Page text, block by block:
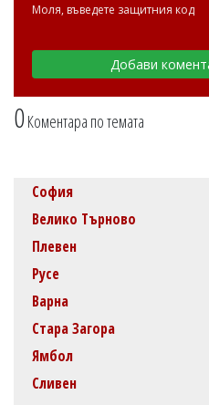
0Коментара по темата
Моля, въведете защитния код
София
Велико Търново
Плевен
Русе
Варна
Стара Загора
Ямбол
Сливен